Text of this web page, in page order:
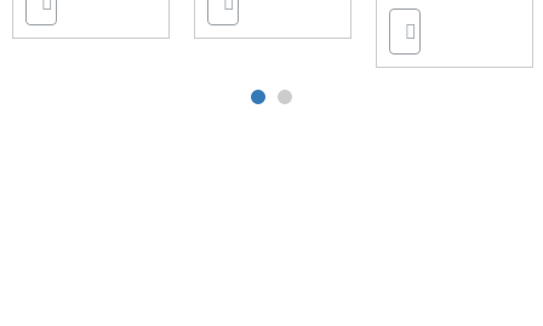
※本文為 SOGI 手機王版權所有，未經授權不得轉載使用※
感應器